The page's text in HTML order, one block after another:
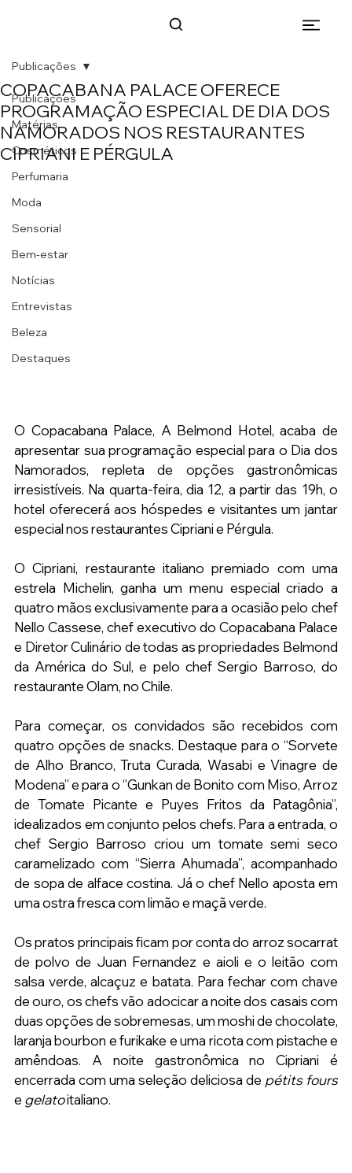
Publicações
Matérias
Cosméticos
Perfumaria
Moda
Sensorial
Bem-estar
Notícias
Entrevistas
Beleza
Destaques
Publicações
COPACABANA PALACE OFERECE
PROGRAMAÇÃO ESPECIAL DE DIA DOS
NAMORADOS NOS RESTAURANTES
CIPRIANI E PÉRGULA
O Copacabana Palace, A Belmond Hotel, acaba de
apresentar sua programação especial para o Dia dos
Namorados, repleta de opções gastronômicas
irresistíveis. Na quarta-feira, dia 12, a partir das 19h, o
hotel oferecerá aos hóspedes e visitantes um jantar
especial nos restaurantes Cipriani e Pérgula.
O Cipriani, restaurante italiano premiado com uma
estrela Michelin, ganha um menu especial criado a
quatro mãos exclusivamente para a ocasião pelo chef
Nello Cassese, chef executivo do Copacabana Palace
e Diretor Culinário de todas as propriedades Belmond
da América do Sul, e pelo chef Sergio Barroso, do
restaurante Olam, no Chile.
Para começar, os convidados são recebidos com
quatro opções de snacks. Destaque para o “Sorvete
de Alho Branco, Truta Curada, Wasabi e Vinagre de
Modena’’ e para o ‘’Gunkan de Bonito com Miso, Arroz
de Tomate Picante e Puyes Fritos da Patagônia’’,
idealizados em conjunto pelos chefs. Para a entrada, o
chef Sergio Barroso criou um tomate semi seco
caramelizado com “Sierra Ahumada”, acompanhado
de sopa de alface costina. Já o chef Nello aposta em
uma ostra fresca com limão e maçã verde.
Os pratos principais ficam por conta do arroz socarrat
de polvo de Juan Fernandez e aioli e o leitão com
salsa verde, alcaçuz e batata. Para fechar com chave
de ouro, os chefs vão adocicar a noite dos casais com
duas opções de sobremesas, um moshi de chocolate,
laranja bourbon e furikake e uma ricota com pistache e
amêndoas. A noite gastronômica no Cipriani é
encerrada com uma seleção deliciosa de pétits fours
e gelato italiano.